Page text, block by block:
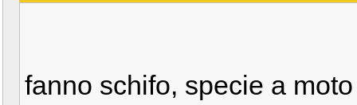
fanno schifo, specie a